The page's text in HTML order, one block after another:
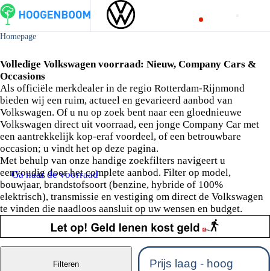
Homepage
Volledige Volkswagen voorraad: Nieuw, Company Cars &
Occasions
Als officiële merkdealer in de regio Rotterdam-Rijnmond
bieden wij een ruim, actueel en gevarieerd aanbod van
Volkswagen. Of u nu op zoek bent naar een gloednieuwe
Volkswagen direct uit voorraad, een jonge Company Car met
een aantrekkelijk kop-eraf voordeel, of een betrouwbare
occasion; u vindt het op deze pagina.
Met behulp van onze handige zoekfilters navigeert u
eenvoudig door het complete aanbod. Filter op model,
bouwjaar, brandstofsoort (benzine, hybride of 100%
elektrisch), transmissie en vestiging om direct de Volkswagen
te vinden die naadloos aansluit op uw wensen en budget.
Ga naar de voorraad
Filteren